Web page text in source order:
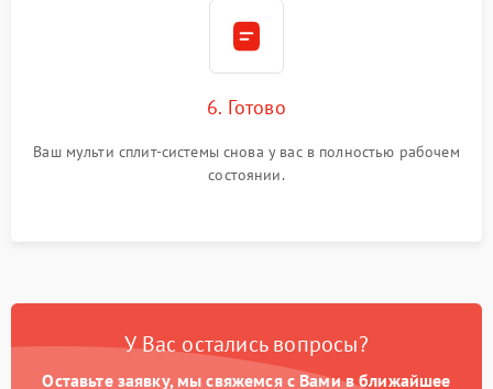
6. Готово
Ваш мульти сплит-системы снова у вас в полностью рабочем
состоянии.
У Вас остались вопросы?
Оставьте заявку, мы свяжемся с Вами в ближайшее